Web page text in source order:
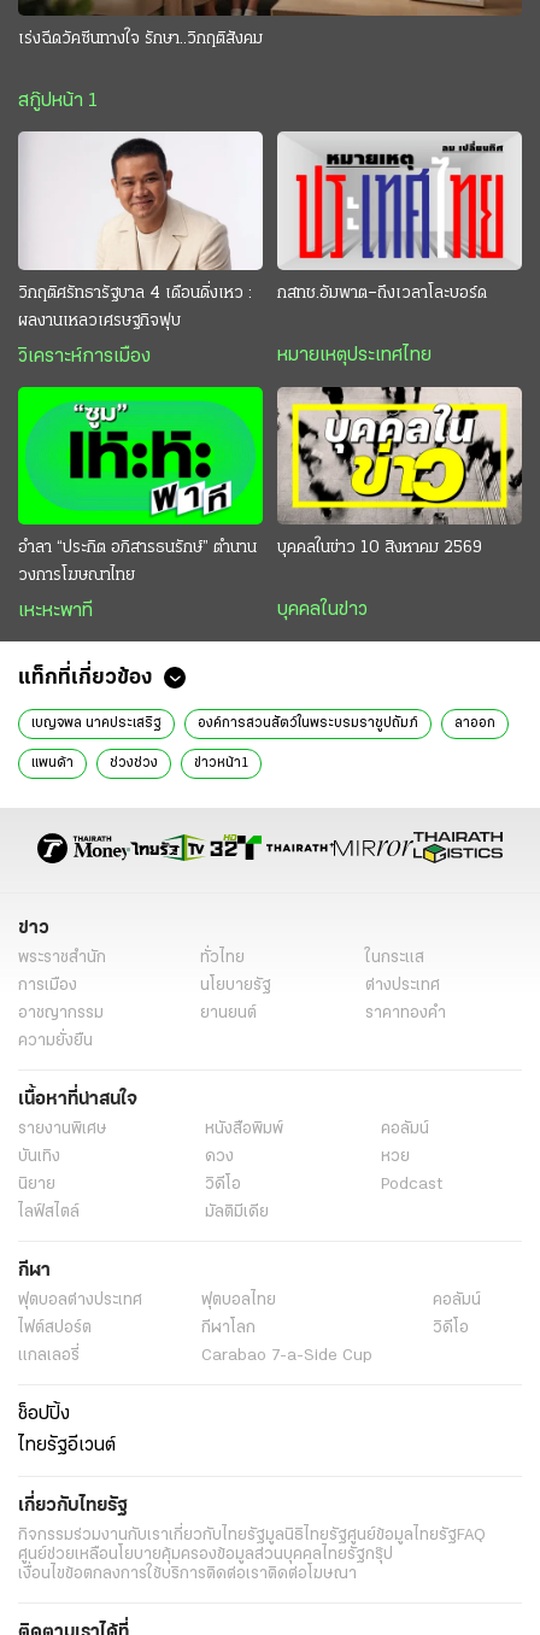
เร่งฉีดวัคซีนทางใจ รักษา..วิกฤติสังคม
สกู๊ปหน้า 1
วิกฤติศรัทธารัฐบาล 4 เดือนดิ่งเหว :
ผลงานเหลวเศรษฐกิจฟุบ
วิเคราะห์การเมือง
กสทช.อัมพาต–ถึงเวลาโละบอร์ด
หมายเหตุประเทศไทย
อำลา “ประกิต อภิสารธนรักษ์” ตำนาน
วงการโฆษณาไทย
เหะหะพาที
บุคคลในข่าว 10 สิงหาคม 2569
บุคคลในข่าว
แท็กที่เกี่ยวข้อง
เบญจพล นาคประเสริฐ องค์การสวนสัตว์ในพระบรมราชูปถัมภ์ ลาออก
แพนด้า ช่วงช่วง ข่าวหน้า1
ข่าว
พระราชสำนัก ทั่วไทย
ในกระแส
การเมือง
นโยบายรัฐ
ต่างประเทศ
อาชญากรรม
ยานยนต์
ราคาทองคำ
ความยั่งยืน
เนื้อหาที่น่าสนใจ
รายงานพิเศษ หนังสือพิมพ์
คอลัมน์
บันเทิง
ดวง
หวย
นิยาย
วิดีโอ
Podcast
ไลฟ์สไตล์
มัลติมีเดีย
กีฬา
ฟุตบอลต่่างประเทศ ฟุตบอลไทย
คอลัมน์
ไฟต์สปอร์ต
กีฬาโลก
วิดีโอ
แกลเลอรี่
Carabao 7-a-Side Cup
ช็อปปิ้ง
ไทยรัฐอีเวนต์
เกี่ยวกับไทยรัฐ
กิจกรรมร่วมงานกับเราเกี่ยวกับไทยรัฐมูลนิธิไทยรัฐศูนย์ข้อมูลไทยรัฐFAQ
ศูนย์ช่วยเหลือนโยบายคุ้มครองข้อมูลส่วนบุคคลไทยรัฐกรุ๊ป
เงื่อนไขข้อตกลงการใช้บริการติดต่อเราติดต่อโฆษณา